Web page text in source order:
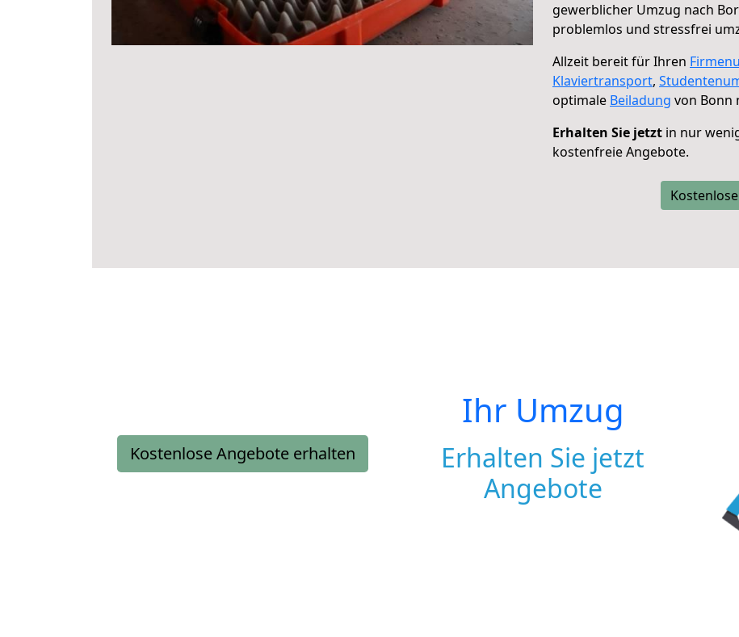
gewerblicher Umzug nach
problemlos und stressfrei
Allzeit bereit für Ihren
Klaviertransport,
optimale Beiladung von Bonn
Erhalten Sie jetzt in nur
kostenfreie Angebote.
Kostenlose Angebote erhalten
Ihr Umzug
Erhalten Sie jetzt
Angebote